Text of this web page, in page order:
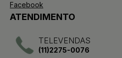
Facebook
ATENDIMENTO
TELEVENDAS
(11)2275-0076